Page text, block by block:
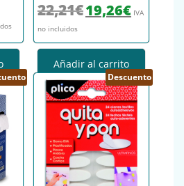
22,21€ El precio original era:
19,26€El precio
IVA
no incluidos
Añadir al carrito
Descuento